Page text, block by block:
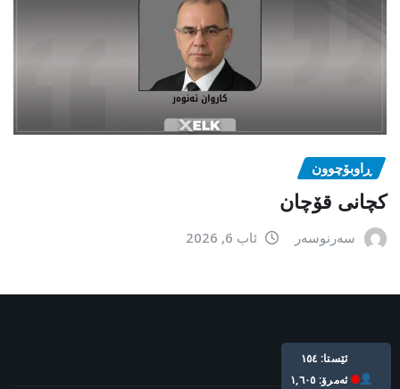
ڕاوبۆچوون
کچانی قۆچان
سەرنوسەر ئاب 6, 2026
ئێستا: ١٥٤
ئه‌مرۆ: ١,٦٠٥